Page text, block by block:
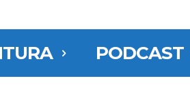
PODCAST